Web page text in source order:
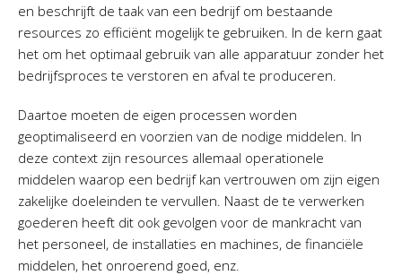
en beschrijft de taak van een bedrijf om bestaande
resources zo efficiënt mogelijk te gebruiken. In de kern gaat
het om het optimaal gebruik van alle apparatuur zonder het
bedrijfsproces te verstoren en afval te produceren.
Daartoe moeten de eigen processen worden
geoptimaliseerd en voorzien van de nodige middelen. In
deze context zijn resources allemaal operationele
middelen waarop een bedrijf kan vertrouwen om zijn eigen
zakelijke doeleinden te vervullen. Naast de te verwerken
goederen heeft dit ook gevolgen voor de mankracht van
het personeel, de installaties en machines, de financiële
middelen, het onroerend goed, enz.